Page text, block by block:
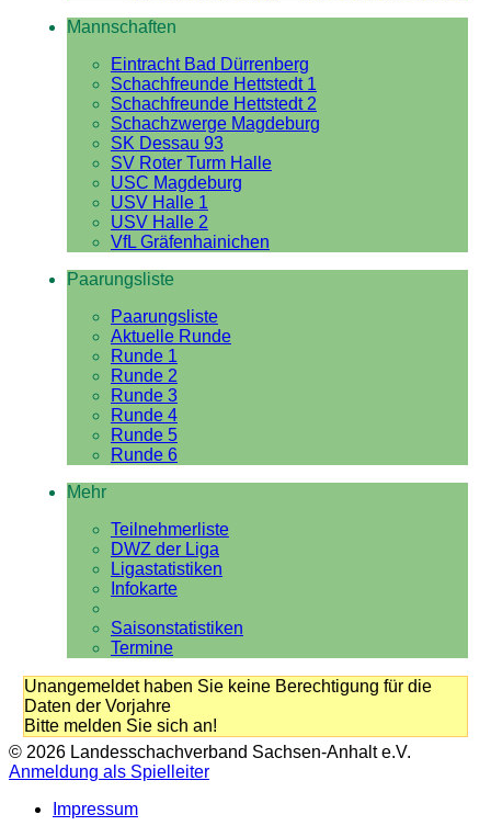
Mannschaften
Eintracht Bad Dürrenberg
Schachfreunde Hettstedt 1
Schachfreunde Hettstedt 2
Schachzwerge Magdeburg
SK Dessau 93
SV Roter Turm Halle
USC Magdeburg
USV Halle 1
USV Halle 2
VfL Gräfenhainichen
Paarungsliste
Paarungsliste
Aktuelle Runde
Runde 1
Runde 2
Runde 3
Runde 4
Runde 5
Runde 6
Mehr
Teilnehmerliste
DWZ der Liga
Ligastatistiken
Infokarte
Saisonstatistiken
Termine
Unangemeldet haben Sie keine Berechtigung für die
Daten der Vorjahre
Bitte melden Sie sich an!
© 2026 Landesschachverband Sachsen-Anhalt e.V.
Anmeldung als Spielleiter
Impressum